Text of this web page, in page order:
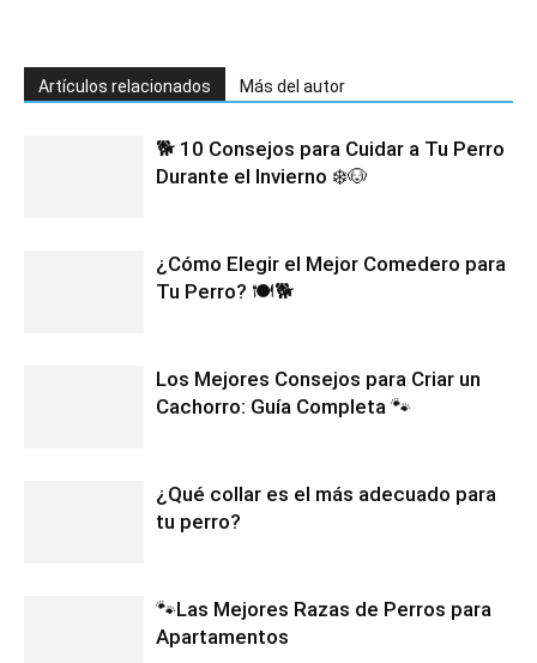
Artículos relacionados Más del autor
🐕 10 Consejos para Cuidar a Tu Perro
Durante el Invierno ❄️🐶
¿Cómo Elegir el Mejor Comedero para
Tu Perro? 🍽️🐕
Los Mejores Consejos para Criar un
Cachorro: Guía Completa 🐾
¿Qué collar es el más adecuado para
tu perro?
🐾Las Mejores Razas de Perros para
Apartamentos